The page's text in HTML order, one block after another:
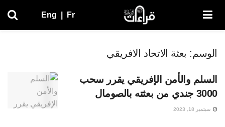
Eng Fr
الوسم: بعثة الاتحاد الافريقي
السلم والأمن الإفريقي يقرر سحب
3000 جندي من بعثته بالصومال
سبتمبر 18, 2023